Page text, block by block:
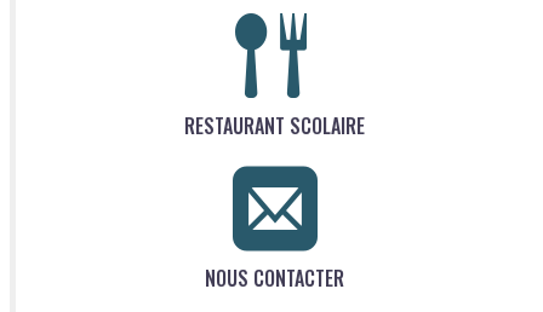
RESTAURANT SCOLAIRE
NOUS CONTACTER